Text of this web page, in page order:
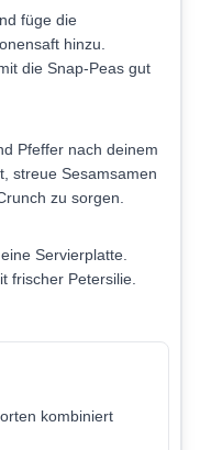
füge die
hinzu.
die Snap-Peas gut
Pfeffer nach deinem
streue Sesamsamen
zu sorgen.
Servierplatte.
frischer Petersilie.
kombiniert